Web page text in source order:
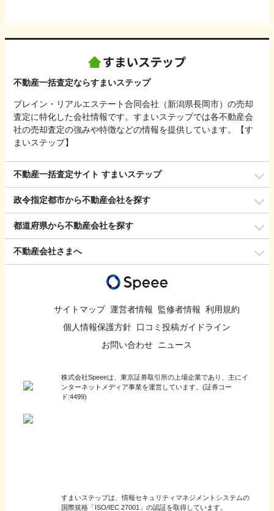
不動産一括査定ならすまいステップ
ブレイン・リアルエステート合同会社（新潟県長岡市）の売却
査定に特化した会社情報です。すまいステップでは各不動産会
社の売却査定の強みや特徴などの情報を提供しています。【す
まいステップ】
不動産一括査定サイト すまいステップ
政令指定都市から不動産会社を探す
都道府県から不動産会社を探す
不動産会社さまへ
サイトマップ 運営者情報 監修者情報 利用規約
個人情報保護方針 口コミ投稿ガイドライン
お問い合わせ ニュース
株式会社Speeeは、東京証券取引所の上場企業であり、主にイ
ンターネットメディア事業を運営しています。(証券コー
ド:4499)
すまいステップは、情報セキュリティマネジメントシステムの
国際規格「ISO/IEC 27001」の認証を取得しています。